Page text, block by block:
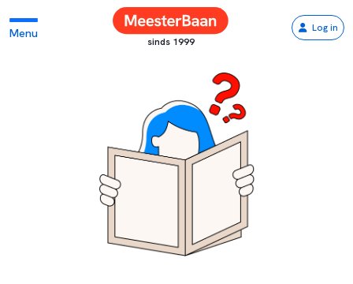
Menu
sinds 1999
Log in